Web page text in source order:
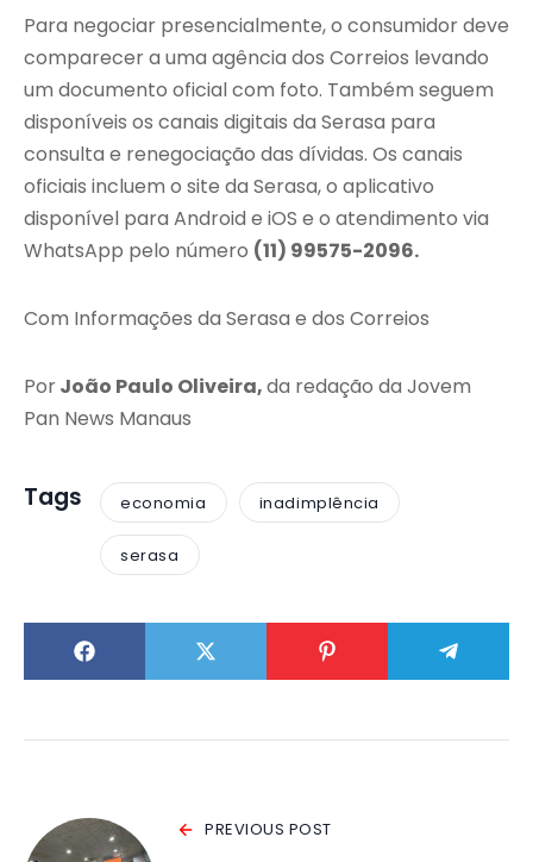
Para negociar presencialmente, o consumidor deve
comparecer a uma agência dos Correios levando
um documento oficial com foto. Também seguem
disponíveis os canais digitais da Serasa para
consulta e renegociação das dívidas. Os canais
oficiais incluem o site da Serasa, o aplicativo
disponível para Android e iOS e o atendimento via
WhatsApp pelo número (11) 99575-2096.
Com Informações da Serasa e dos Correios
PorJoão Paulo Oliveira,da redação da Jovem
Pan News Manaus
Tags economia inadimplência
serasa
PREVIOUS POST